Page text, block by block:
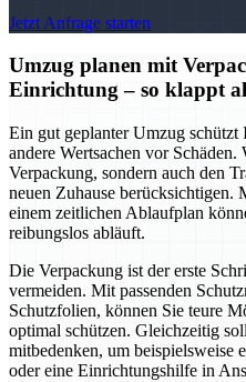
Jetzt Anfrage starten
Umzug planen mit
Einrichtung – so klappt
Ein gut geplanter Umzug
andere Wertsachen vor
Verpackung, sondern auch den
neuen Zuhause berücksichtigen.
einem zeitlichen Ablaufplan
reibungslos abläuft.
Die Verpackung ist der erste
vermeiden. Mit passenden
Schutzfolien, können Sie teure
optimal schützen. Gleichzeitig
mitbedenken, um beispielsweise
oder eine Einrichtungshilfe in